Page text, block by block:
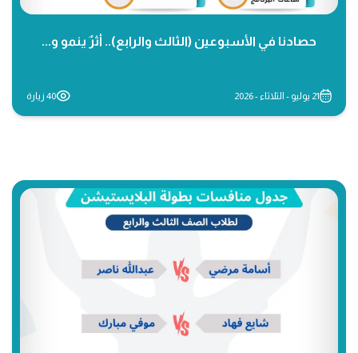
حصادنا في الأسبوعين (الثالث والرابع).. أثرٌ ينمو و...
21 يوليو - الثلاثاء - 2026 40 زيارة